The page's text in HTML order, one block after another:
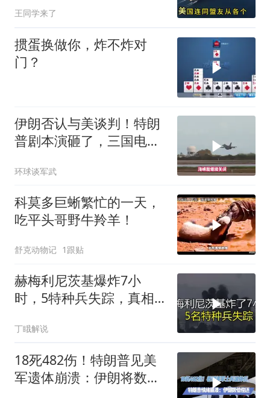
王同学来了
掼蛋换做你，炸不炸对
门？
伊朗否认与美谈判！特朗
普剧本演砸了，三国电话
环球谈军武
科莫多巨蜥繁忙的一天，
吃平头哥野牛羚羊！
舒克动物记 1跟贴
赫梅利尼茨基爆炸7小
时，5特种兵失踪，真相
丁睋解说
18死482伤！特朗普见美
军遗体崩溃：伊朗将数倍